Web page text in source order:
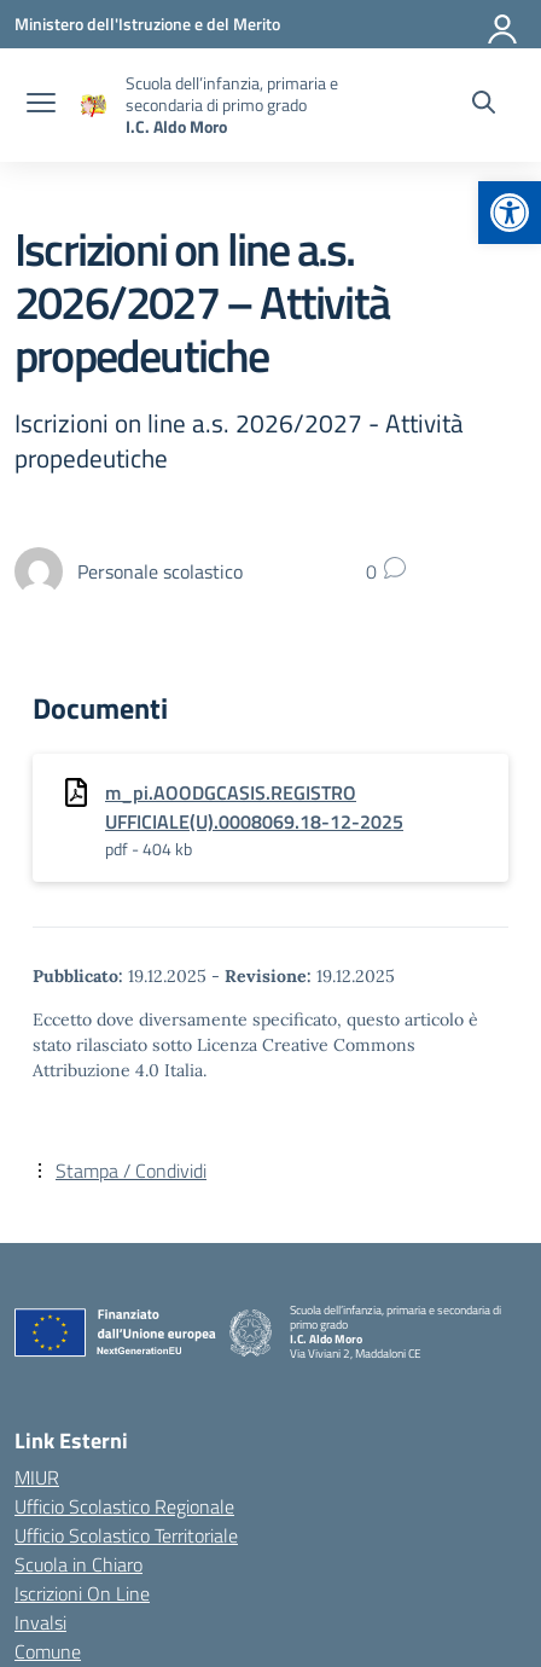
Vai ai contenuti
Vai al menu di navigazione
Vai al footer
Ministero dell'Istruzione e del Merito
Scuola dell’infanzia, primaria e
secondaria di primo grado
I.C. Aldo Moro
Iscrizioni on line a.s.
2026/2027 – Attività
propedeutiche
Iscrizioni on line a.s. 2026/2027 - Attività
propedeutiche
Personale scolastico 0
Documenti
m_pi.AOODGCASIS.REGISTRO
UFFICIALE(U).0008069.18-12-2025
pdf - 404 kb
Pubblicato: 19.12.2025 - Revisione: 19.12.2025
Eccetto dove diversamente specificato, questo articolo è
stato rilasciato sotto Licenza Creative Commons
Attribuzione 4.0 Italia.
Stampa / Condividi
Scuola dell’infanzia, primaria e secondaria di
primo grado
I.C. Aldo Moro
Via Viviani 2, Maddaloni CE
Link Esterni
MIUR
Ufficio Scolastico Regionale
Ufficio Scolastico Territoriale
Scuola in Chiaro
Iscrizioni On Line
Invalsi
Comune